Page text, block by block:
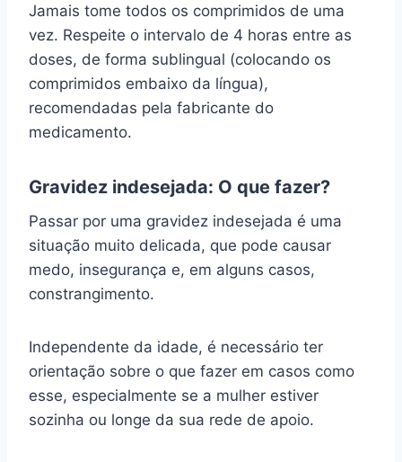
Jamais tome todos os comprimidos de uma
vez. Respeite o intervalo de 4 horas entre as
doses, de forma sublingual (colocando os
comprimidos embaixo da língua),
recomendadas pela fabricante do
medicamento.
Gravidez indesejada: O que fazer?
Passar por uma gravidez indesejada é uma
situação muito delicada, que pode causar
medo, insegurança e, em alguns casos,
constrangimento.
Independente da idade, é necessário ter
orientação sobre o que fazer em casos como
esse, especialmente se a mulher estiver
sozinha ou longe da sua rede de apoio.